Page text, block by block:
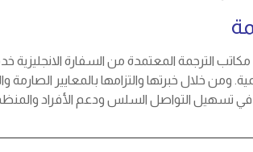
الترجمة المعتمدة من السفارة
ومن خلال خبرتها والتزامها بالمعايير الصارمة
في تسهيل التواصل السلس ودعم الأفراد